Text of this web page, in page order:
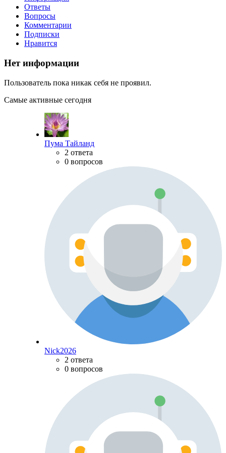
Ответы
Вопросы
Комментарии
Подписки
Нравится
Нет информации
Пользователь пока никак себя не проявил.
Самые активные сегодня
Пума Тайланд
2 ответа
0 вопросов
Nick2026
2 ответа
0 вопросов